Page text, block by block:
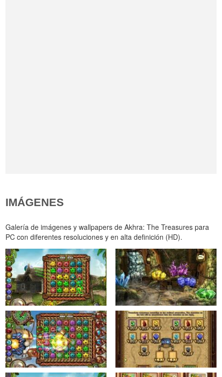
IMÁGENES
Galería de imágenes y wallpapers de Akhra: The Treasures para
PC con diferentes resoluciones y en alta definición (HD).